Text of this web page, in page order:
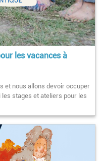
les vacances à
et nous allons devoir occuper
stages et ateliers pour les